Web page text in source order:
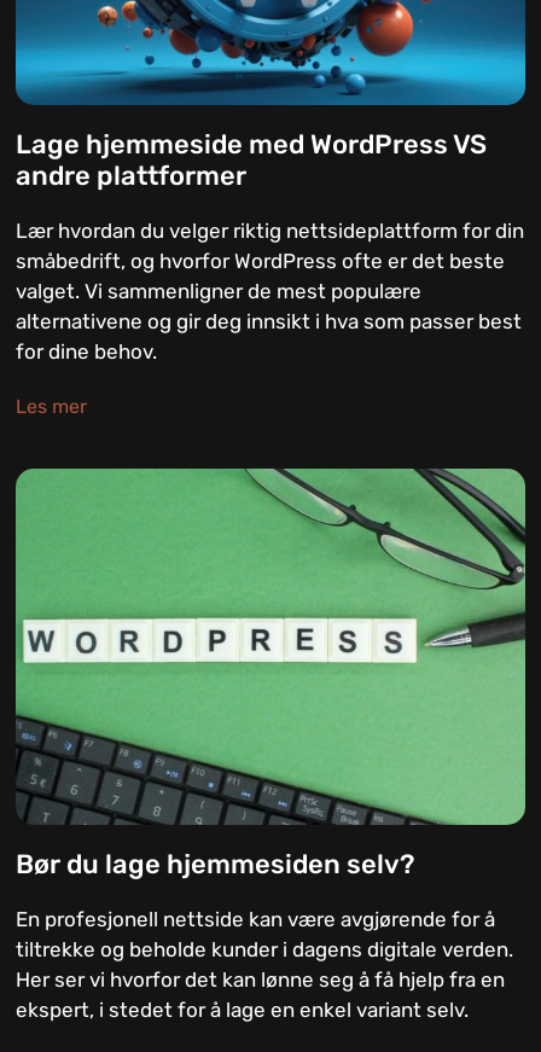
Lage hjemmeside med WordPress VS
andre plattformer
Lær hvordan du velger riktig nettsideplattform for din
småbedrift, og hvorfor WordPress ofte er det beste
valget. Vi sammenligner de mest populære
alternativene og gir deg innsikt i hva som passer best
for dine behov.
Les mer
Bør du lage hjemmesiden selv?
En profesjonell nettside kan være avgjørende for å
tiltrekke og beholde kunder i dagens digitale verden.
Her ser vi hvorfor det kan lønne seg å få hjelp fra en
ekspert, i stedet for å lage en enkel variant selv.